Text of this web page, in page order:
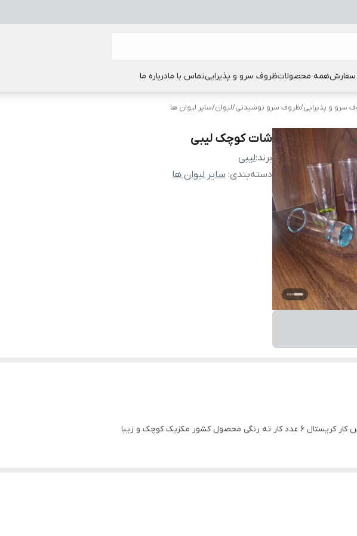
سفارشهمه محصولاتظروف سرو و پذیراییتماس با مادرباره ما
سرو و پذیرایی/ظروف سرو نوشیدنی/لیوان/سایر لیوان ها
شات کوچک لیبی
برند:لیبی
دسته‌بندی: سایر لیوان ها
کشور مکزیک کوچک و زیبا